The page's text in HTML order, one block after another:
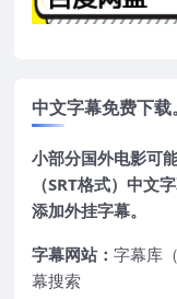
中文字幕免费下载。
小部分国外电影可
（SRT格式）中文
添加外挂字幕。
字幕网站： 字幕库
幕搜索